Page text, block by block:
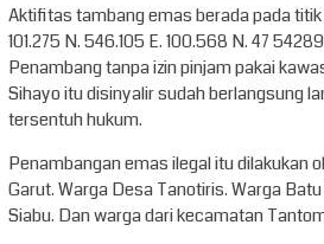
Aktifitas tambang emas berada pada titik
101.275 N. 546.105 E. 100.568 N. 47
Penambang tanpa izin pinjam pakai
Sihayo itu disinyalir sudah berlangsung
tersentuh hukum.
Penambangan emas ilegal itu dilakukan
Garut. Warga Desa Tanotiris. Warga
Siabu. Dan warga dari kecamatan